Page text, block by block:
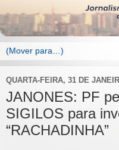
QUARTA-FEIRA, 31 DE
JANONES: PF
SIGILOS para
“RACHADINHA”